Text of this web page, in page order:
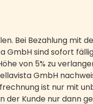
Bei Bezahlung mit
sind sofort
von 5% zu
GmbH
ist nur
Kunde nur dann